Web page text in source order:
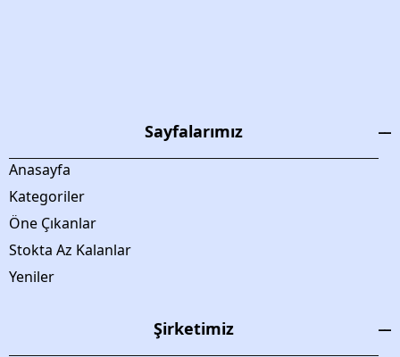
Sayfalarımız
Anasayfa
Kategoriler
Öne Çıkanlar
Stokta Az Kalanlar
Yeniler
Şirketimiz